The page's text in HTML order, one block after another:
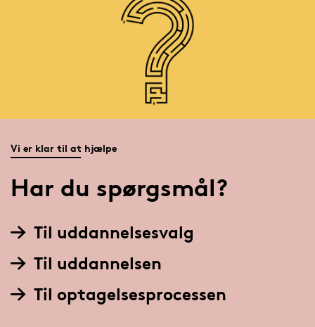
Vi er klar til at hjælpe
Har du spørgsmål?
Til uddannelsesvalg
Til uddannelsen
Til optagelsesprocessen